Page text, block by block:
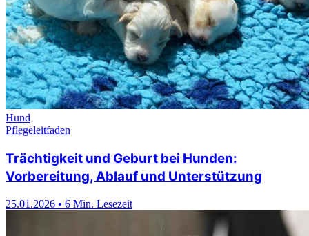
Hund
Pflegeleitfaden
Trächtigkeit und Geburt bei Hunden:
Vorbereitung, Ablauf und Unterstützung
25.01.2026 • 6 Min. Lesezeit